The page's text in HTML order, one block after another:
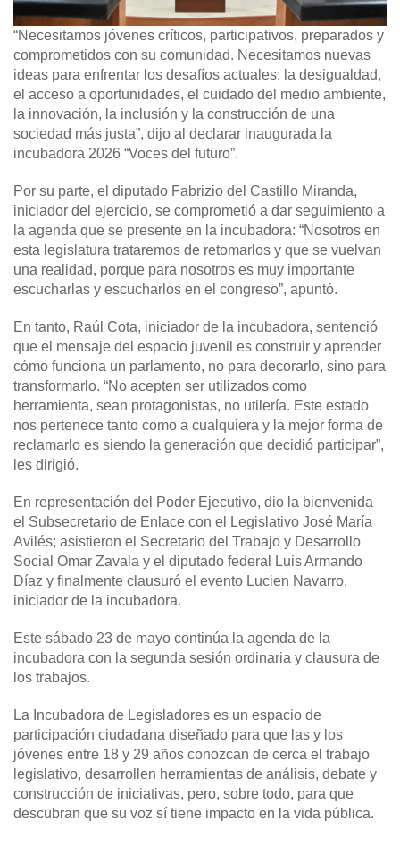
“Necesitamos jóvenes críticos, participativos, preparados y
comprometidos con su comunidad. Necesitamos nuevas
ideas para enfrentar los desafíos actuales: la desigualdad,
el acceso a oportunidades, el cuidado del medio ambiente,
la innovación, la inclusión y la construcción de una
sociedad más justa”, dijo al declarar inaugurada la
incubadora 2026 “Voces del futuro”.
Por su parte, el diputado Fabrizio del Castillo Miranda,
iniciador del ejercicio, se comprometió a dar seguimiento a
la agenda que se presente en la incubadora: “Nosotros en
esta legislatura trataremos de retomarlos y que se vuelvan
una realidad, porque para nosotros es muy importante
escucharlas y escucharlos en el congreso”, apuntó.
En tanto, Raúl Cota, iniciador de la incubadora, sentenció
que el mensaje del espacio juvenil es construir y aprender
cómo funciona un parlamento, no para decorarlo, sino para
transformarlo. “No acepten ser utilizados como
herramienta, sean protagonistas, no utilería. Este estado
nos pertenece tanto como a cualquiera y la mejor forma de
reclamarlo es siendo la generación que decidió participar”,
les dirigió.
En representación del Poder Ejecutivo, dio la bienvenida
el Subsecretario de Enlace con el Legislativo José María
Avilés; asistieron el Secretario del Trabajo y Desarrollo
Social Omar Zavala y el diputado federal Luis Armando
Díaz y finalmente clausuró el evento Lucien Navarro,
iniciador de la incubadora.
Este sábado 23 de mayo continúa la agenda de la
incubadora con la segunda sesión ordinaria y clausura de
los trabajos.
La Incubadora de Legisladores es un espacio de
participación ciudadana diseñado para que las y los
jóvenes entre 18 y 29 años conozcan de cerca el trabajo
legislativo, desarrollen herramientas de análisis, debate y
construcción de iniciativas, pero, sobre todo, para que
descubran que su voz sí tiene impacto en la vida pública.